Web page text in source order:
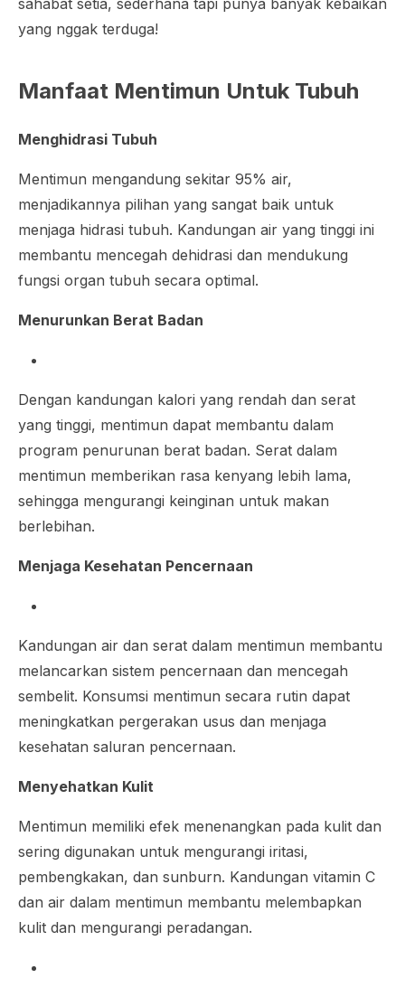
sahabat setia, sederhana tapi punya banyak kebaikan
yang nggak terduga!
Manfaat Mentimun Untuk Tubuh
Menghidrasi Tubuh
Mentimun mengandung sekitar 95% air,
menjadikannya pilihan yang sangat baik untuk
menjaga hidrasi tubuh. Kandungan air yang tinggi ini
membantu mencegah dehidrasi dan mendukung
fungsi organ tubuh secara optimal.
Menurunkan Berat Badan
Dengan kandungan kalori yang rendah dan serat
yang tinggi, mentimun dapat membantu dalam
program penurunan berat badan. Serat dalam
mentimun memberikan rasa kenyang lebih lama,
sehingga mengurangi keinginan untuk makan
berlebihan.
Menjaga Kesehatan Pencernaan
Kandungan air dan serat dalam mentimun membantu
melancarkan sistem pencernaan dan mencegah
sembelit. Konsumsi mentimun secara rutin dapat
meningkatkan pergerakan usus dan menjaga
kesehatan saluran pencernaan.
Menyehatkan Kulit
Mentimun memiliki efek menenangkan pada kulit dan
sering digunakan untuk mengurangi iritasi,
pembengkakan, dan sunburn. Kandungan vitamin C
dan air dalam mentimun membantu melembapkan
kulit dan mengurangi peradangan.